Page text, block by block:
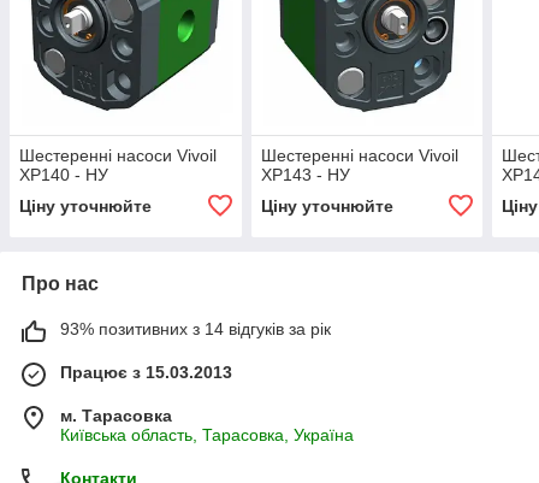
Шестеренні насоси Vivoil
XP140 - НУ
Ціну уточнюйте
Шестеренні насоси Vivoil
XP143 - НУ
Ціну уточнюйте
Про нас
93% позитивних з 14 відгуків за рік
Працює з 15.03.2013
м. Тарасовка
Київська область, Тарасовка, Україна
Контакти